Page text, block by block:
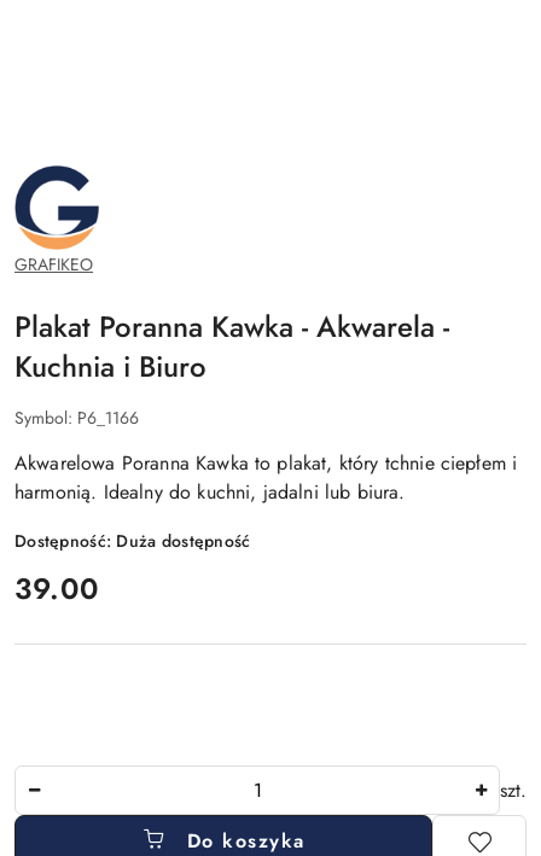
GRAFIKEO.PL
GRAFIKEO
Plakat Poranna Kawka - Akwarela -
Kuchnia i Biuro
Symbol: P6_1166
Akwarelowa Poranna Kawka to plakat, który tchnie ciepłem i
harmonią. Idealny do kuchni, jadalni lub biura.
Dostępność: Duża dostępność
cena:
39.00
szt.
Do koszyka